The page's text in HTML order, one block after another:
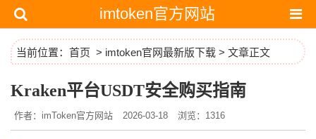
imtoken官方网站
当前位置： 首页 > imtoken官网最新版下载 > 文章正文
Kraken平台USDT安全购买指南
作者：imToken官方网站 2026-03-18 浏览：1316